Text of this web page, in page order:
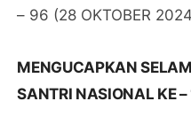
– 96 (28 OKTOBER
MENGUCAPKAN
SANTRI NASIONAL KE